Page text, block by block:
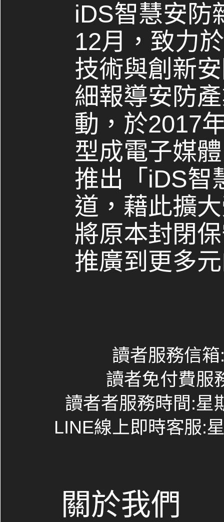
iDS智慧安防
12月，致力
技術與創新
細報導安防
動，於2017
型成電子媒
推出「iDS智
道，藉此擴
將原本封閉
推廣到更多
讀者服務信
讀者免付費服
讀者者服務時間:星
LINE線上即時客服:
關於我們